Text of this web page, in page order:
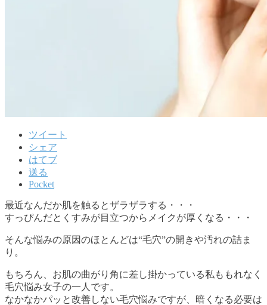
ツイート
シェア
はてブ
送る
Pocket
最近なんだか肌を触るとザラザラする・・・
すっぴんだとくすみが目立つからメイクが厚くなる・・・
そんな悩みの原因のほとんどは“毛穴”の開きや汚れの詰ま
り。
もちろん、お肌の曲がり角に差し掛かっている私ももれなく
毛穴悩み女子の一人です。
なかなかパッと改善しない毛穴悩みですが、暗くなる必要は